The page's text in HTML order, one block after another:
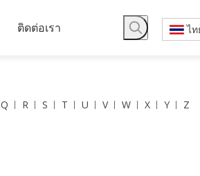
ติดต่อเรา ไท
Q R S T U V W X Y Z